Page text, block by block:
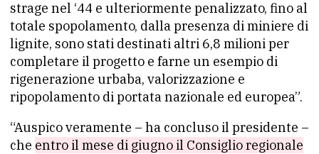
strage nel ‘44 e ulteriormente penalizzato, fino al
totale spopolamento, dalla presenza di miniere di
lignite, sono stati destinati altri 6,8 milioni per
completare il progetto e farne un esempio di
rigenerazione urbaba, valorizzazione e
ripopolamento di portata nazionale ed europea”.
“Auspico veramente – ha concluso il presidente –
che entro il mese di giugno il Consiglio regionale